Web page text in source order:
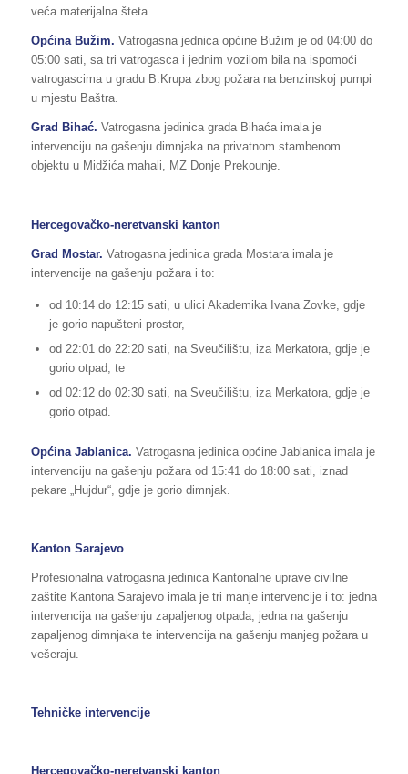
veća materijalna šteta.
Općina Bužim. Vatrogasna jednica općine Bužim je od 04:00 do
05:00 sati, sa tri vatrogasca i jednim vozilom bila na ispomoći
vatrogascima u gradu B.Krupa zbog požara na benzinskoj pumpi
u mjestu Baštra.
Grad Bihać. Vatrogasna jedinica grada Bihaća imala je
intervenciju na gašenju dimnjaka na privatnom stambenom
objektu u Midžića mahali, MZ Donje Prekounje.
Hercegovačko-neretvanski kanton
Grad Mostar. Vatrogasna jedinica grada Mostara imala je
intervencije na gašenju požara i to:
od 10:14 do 12:15 sati, u ulici Akademika Ivana Zovke, gdje
je gorio napušteni prostor,
od 22:01 do 22:20 sati, na Sveučilištu, iza Merkatora, gdje je
gorio otpad, te
od 02:12 do 02:30 sati, na Sveučilištu, iza Merkatora, gdje je
gorio otpad.
Općina Jablanica. Vatrogasna jedinica općine Jablanica imala je
intervenciju na gašenju požara od 15:41 do 18:00 sati, iznad
pekare „Hujdur“, gdje je gorio dimnjak.
Kanton Sarajevo
Profesionalna vatrogasna jedinica Kantonalne uprave civilne
zaštite Kantona Sarajevo imala je tri manje intervencije i to: jedna
intervencija na gašenju zapaljenog otpada, jedna na gašenju
zapaljenog dimnjaka te intervencija na gašenju manjeg požara u
vešeraju.
Tehničke intervencije
Hercegovačko-neretvanski kanton